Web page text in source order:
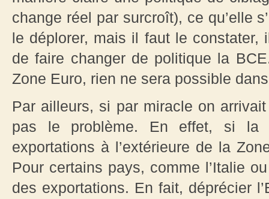
change réel par surcroît), ce qu’elle
le déplorer, mais il faut le constater,
de faire changer de politique la
Zone Euro, rien ne sera possible
Par ailleurs, si par miracle on
pas le problème. En effet, si la
exportations à l’extérieure de la
Pour certains pays, comme l’Italie
des exportations. En fait, déprécier